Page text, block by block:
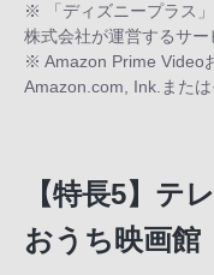
※ 「ディズニープラス
株式会社が運営するサ
※ Amazon Prime Video
Amazon.com, Ink.また
【特長5】テ
おうち映画館